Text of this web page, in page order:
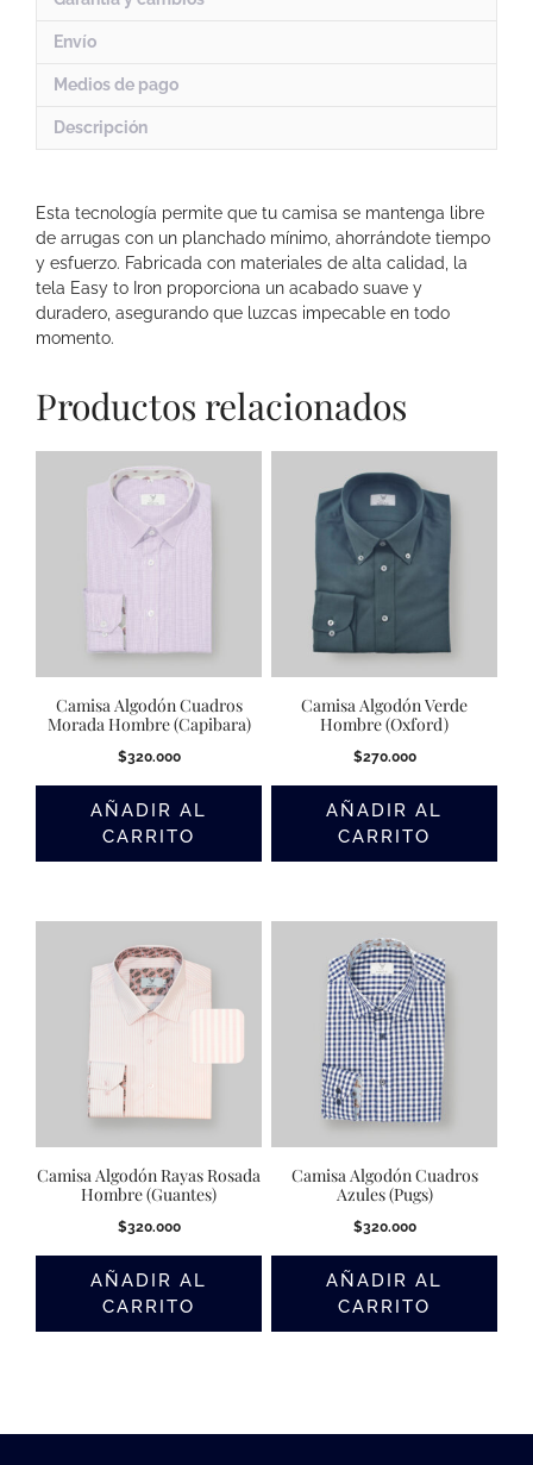
Envío
Medios de pago
Descripción
Esta tecnología permite que tu camisa se mantenga libre
de arrugas con un planchado mínimo, ahorrándote tiempo
y esfuerzo. Fabricada con materiales de alta calidad, la
tela Easy to Iron proporciona un acabado suave y
duradero, asegurando que luzcas impecable en todo
momento.
Productos relacionados
Camisa Algodón Cuadros
Morada Hombre (Capibara)
$320.000
AÑADIR AL
CARRITO
Camisa Algodón Verde
Hombre (Oxford)
$270.000
AÑADIR AL
CARRITO
Camisa Algodón Rayas Rosada
Hombre (Guantes)
$320.000
AÑADIR AL
CARRITO
Camisa Algodón Cuadros
Azules (Pugs)
$320.000
AÑADIR AL
CARRITO